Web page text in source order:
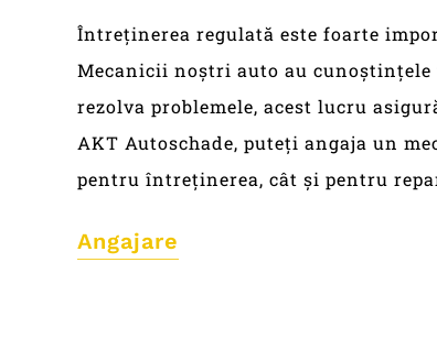
Întreținerea regulată este foarte
Mecanicii noștri auto au
rezolva problemele, acest lucru
AKT Autoschade, puteți angaja un
pentru întreținerea, cât și pentru
Angajare